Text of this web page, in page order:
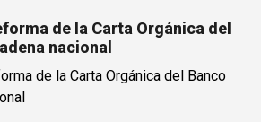
de la Carta Orgánica del
nacional